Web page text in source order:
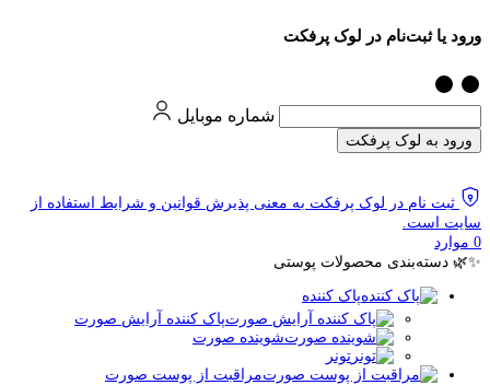
ورود یا ثبت‌نام در لوک پرفکت
شماره موبایل
ورود به لوک پرفکت
ثبت نام در لوک پرفکت به معنی پذیرش قوانین و شرایط استفاده از
سایت است.
0 موارد
✨🌿 دسته‌بندی محصولات پوستی
پاک کننده
پاک کننده آرایش صورت
شوینده صورت
تونر
مراقبت از پوست صورت